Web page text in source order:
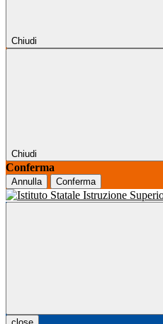
Chiudi
Chiudi
Conferma
Annulla Conferma